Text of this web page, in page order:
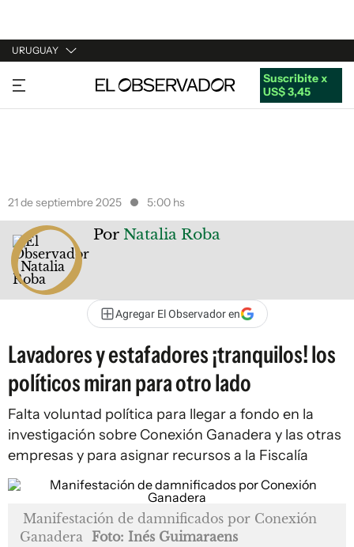
URUGUAY
URUGUAY
ARGENTINA
Suscribite x
US$ 3,45
21 de septiembre 2025 5:00 hs
Por Natalia Roba
Agregar El Observador en
Lavadores y estafadores ¡tranquilos! los
políticos miran para otro lado
Falta voluntad política para llegar a fondo en la
investigación sobre Conexión Ganadera y las otras
empresas y para asignar recursos a la Fiscalía
Manifestación de damnificados por Conexión
Ganadera Foto: Inés Guimaraens